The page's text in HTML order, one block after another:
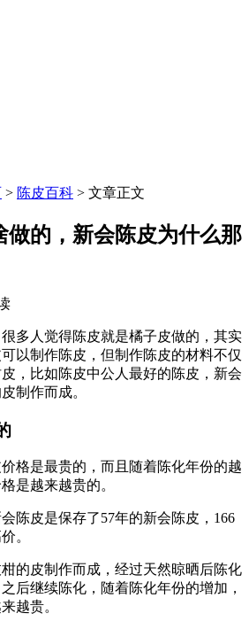
> 陈皮百科 > 文章正文
做的，新会陈皮为什么那
多人觉得陈皮就是橘子皮做的，其实
以制作陈皮，但制作陈皮的材料不仅
，比如陈皮中公人最好的陈皮，新会
制作而成。
格是最贵的，而且随着陈化年份的越
是越来越贵的。
陈皮是保存了57年的新会陈皮，166
。
的皮制作而成，经过天然晾晒后陈化
后继续陈化，随着陈化年份的增加，
越贵。